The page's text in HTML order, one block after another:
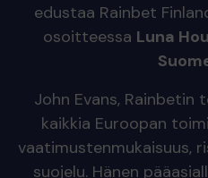
edustaa Rainbet
osoitteessa Luna
John Evans, Rainbetin
kaikkia Euroopan
vaatimustenmukaisuus,
suojelu. Hänen